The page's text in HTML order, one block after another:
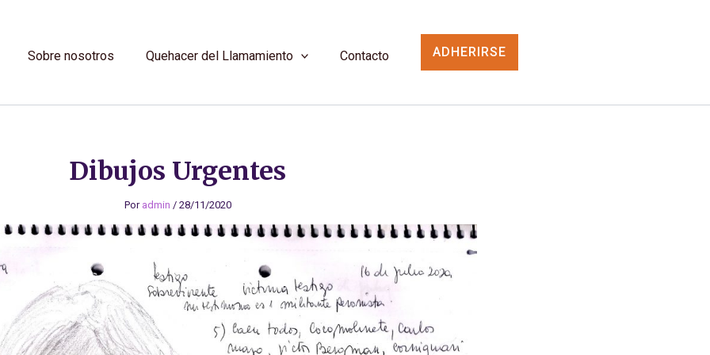
Sobre nosotros Quehacer del Llamamiento Contacto ADHERIRSE
Dibujos Urgentes
Por admin / 28/11/2020